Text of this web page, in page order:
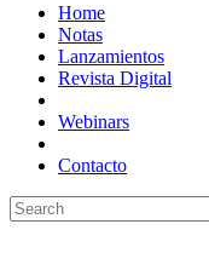
Home
Notas
Lanzamientos
Revista Digital
Webinars
Contacto